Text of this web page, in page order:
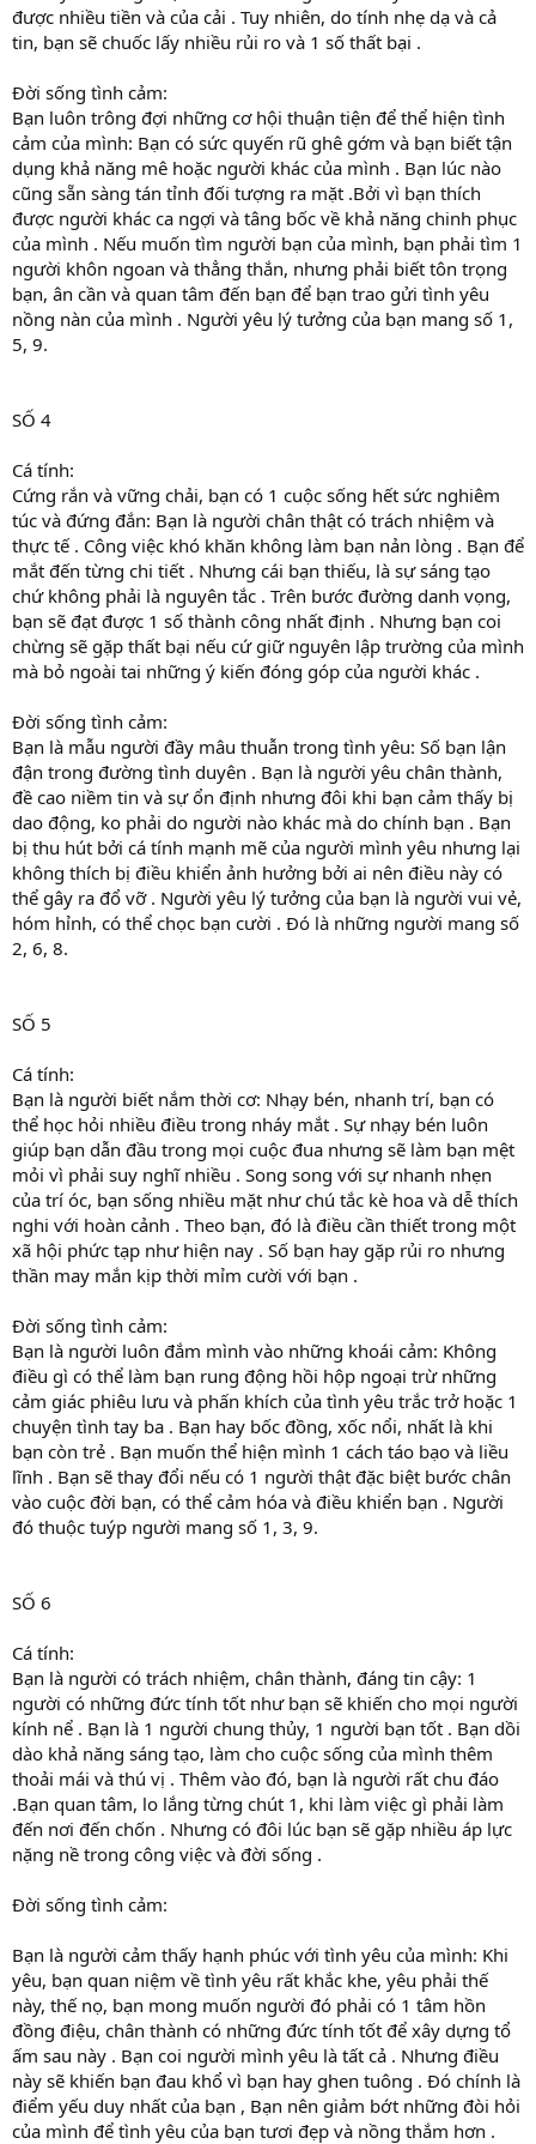
được nhiều tiền và của cải . Tuy nhiên, do tính nhẹ dạ và cả
tin, bạn sẽ chuốc lấy nhiều rủi ro và 1 số thất bại .
Đời sống tình cảm:
Bạn luôn trông đợi những cơ hội thuận tiện để thể hiện tình
cảm của mình: Bạn có sức quyến rũ ghê gớm và bạn biết tận
dụng khả năng mê hoặc người khác của mình . Bạn lúc nào
cũng sẵn sàng tán tỉnh đối tượng ra mặt .Bởi vì bạn thích
được người khác ca ngợi và tâng bốc về khả năng chinh phục
của mình . Nếu muốn tìm người bạn của mình, bạn phải tìm 1
người khôn ngoan và thẳng thắn, nhưng phải biết tôn trọng
bạn, ân cần và quan tâm đến bạn để bạn trao gửi tình yêu
nồng nàn của mình . Người yêu lý tưởng của bạn mang số 1,
5, 9.
SỐ 4
Cá tính:
Cứng rắn và vững chải, bạn có 1 cuộc sống hết sức nghiêm
túc và đứng đắn: Bạn là người chân thật có trách nhiệm và
thực tế . Công việc khó khăn không làm bạn nản lòng . Bạn để
mắt đến từng chi tiết . Nhưng cái bạn thiếu, là sự sáng tạo
chứ không phải là nguyên tắc . Trên bước đường danh vọng,
bạn sẽ đạt được 1 số thành công nhất định . Nhưng bạn coi
chừng sẽ gặp thất bại nếu cứ giữ nguyên lập trường của mình
mà bỏ ngoài tai những ý kiến đóng góp của người khác .
Đời sống tình cảm:
Bạn là mẫu người đầy mâu thuẫn trong tình yêu: Số bạn lận
đận trong đường tình duyên . Bạn là người yêu chân thành,
đề cao niềm tin và sự ổn định nhưng đôi khi bạn cảm thấy bị
dao động, ko phải do người nào khác mà do chính bạn . Bạn
bị thu hút bởi cá tính mạnh mẽ của người mình yêu nhưng lại
không thích bị điều khiển ảnh hưởng bởi ai nên điều này có
thể gây ra đổ vỡ . Người yêu lý tưởng của bạn là người vui vẻ,
hóm hỉnh, có thể chọc bạn cười . Đó là những người mang số
2, 6, 8.
SỐ 5
Cá tính:
Bạn là người biết nắm thời cơ: Nhạy bén, nhanh trí, bạn có
thể học hỏi nhiều điều trong nháy mắt . Sự nhạy bén luôn
giúp bạn dẫn đầu trong mọi cuộc đua nhưng sẽ làm bạn mệt
mỏi vì phải suy nghĩ nhiều . Song song với sự nhanh nhẹn
của trí óc, bạn sống nhiều mặt như chú tắc kè hoa và dễ thích
nghi với hoàn cảnh . Theo bạn, đó là điều cần thiết trong một
xã hội phức tạp như hiện nay . Số bạn hay gặp rủi ro nhưng
thần may mắn kịp thời mỉm cười với bạn .
Đời sống tình cảm:
Bạn là người luôn đắm mình vào những khoái cảm: Không
điều gì có thể làm bạn rung động hồi hộp ngoại trừ những
cảm giác phiêu lưu và phấn khích của tình yêu trắc trở hoặc 1
chuyện tình tay ba . Bạn hay bốc đồng, xốc nổi, nhất là khi
bạn còn trẻ . Bạn muốn thể hiện mình 1 cách táo bạo và liều
lĩnh . Bạn sẽ thay đổi nếu có 1 người thật đặc biệt bước chân
vào cuộc đời bạn, có thể cảm hóa và điều khiển bạn . Người
đó thuộc tuýp người mang số 1, 3, 9.
SỐ 6
Cá tính:
Bạn là người có trách nhiệm, chân thành, đáng tin cậy: 1
người có những đức tính tốt như bạn sẽ khiến cho mọi người
kính nể . Bạn là 1 người chung thủy, 1 người bạn tốt . Bạn dồi
dào khả năng sáng tạo, làm cho cuộc sống của mình thêm
thoải mái và thú vị . Thêm vào đó, bạn là người rất chu đáo
.Bạn quan tâm, lo lắng từng chút 1, khi làm việc gì phải làm
đến nơi đến chốn . Nhưng có đôi lúc bạn sẽ gặp nhiều áp lực
nặng nề trong công việc và đời sống .
Đời sống tình cảm:
Bạn là người cảm thấy hạnh phúc với tình yêu của mình: Khi
yêu, bạn quan niệm về tình yêu rất khắc khe, yêu phải thế
này, thế nọ, bạn mong muốn người đó phải có 1 tâm hồn
đồng điệu, chân thành có những đức tính tốt để xây dựng tổ
ấm sau này . Bạn coi người mình yêu là tất cả . Nhưng điều
này sẽ khiến bạn đau khổ vì bạn hay ghen tuông . Đó chính là
điểm yếu duy nhất của bạn , Bạn nên giảm bớt những đòi hỏi
của mình để tình yêu của bạn tươi đẹp và nồng thắm hơn .